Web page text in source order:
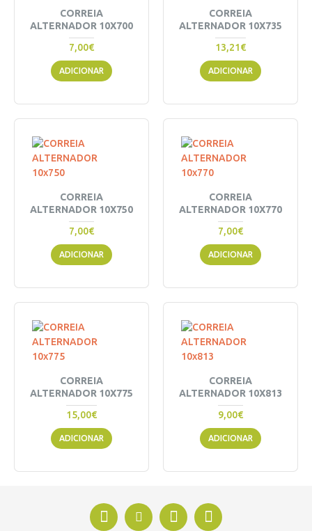
CORREIA
ALTERNADOR 10X700
7,00€
ADICIONAR
CORREIA
ALTERNADOR 10X735
13,21€
ADICIONAR
CORREIA
ALTERNADOR 10X750
7,00€
ADICIONAR
CORREIA
ALTERNADOR 10X770
7,00€
ADICIONAR
CORREIA
ALTERNADOR 10X775
15,00€
ADICIONAR
CORREIA
ALTERNADOR 10X813
9,00€
ADICIONAR